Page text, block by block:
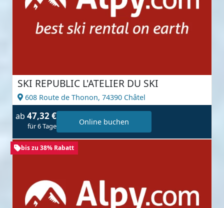
SKI REPUBLIC L'ATELIER DU SKI
608 Route de Thonon, 74390 Châtel
ab 47,32 €
für 6 Tage Online buchen
bis zu 38% Rabatt